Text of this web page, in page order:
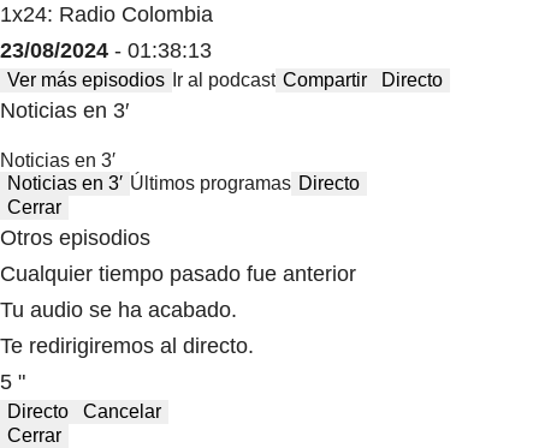
1x24: Radio Colombia
23/08/2024 - 01:38:13
Ver más episodios Ir al podcast Compartir Directo
Noticias en 3′
Noticias en 3′
Noticias en 3′ Últimos programas Directo
Cerrar
Otros episodios
Cualquier tiempo pasado fue anterior
Tu audio se ha acabado.
Te redirigiremos al directo.
5 "
Directo
Cancelar
Cerrar